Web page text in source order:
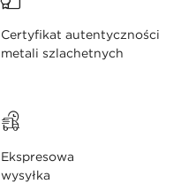
Certyfikat autentyczności
metali szlachetnych
Ekspresowa
wysyłka